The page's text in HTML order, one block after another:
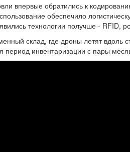
впервые обратились к
обеспечило
технологии получше - RFID,
склад, где дроны летят
инвентаризации с пары